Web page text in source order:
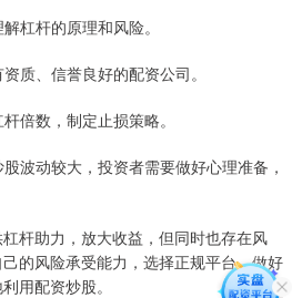
杠杆的原理和风险。
质、信誉良好的配资公司。
倍数，制定止损策略。
波动较大，投资者需要做好心理准备，
杆助力，放大收益，但同时也存在风
的风险承受能力，选择正规平台，做好
用配资炒股。